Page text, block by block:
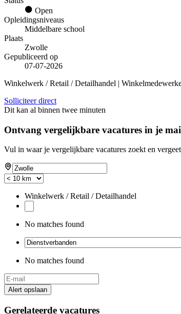
Open
Opleidingsniveaus
Middelbare school
Plaats
Zwolle
Gepubliceerd op
07-07-2026
Winkelwerk / Retail / Detailhandel |
Solliciteer direct
Dit kan al binnen twee minuten
Ontvang vergelijkbare vacatures in je
Vul in waar je vergelijkbare vacatures zoekt en
Winkelwerk / Retail / Detailhandel
No matches found
No matches found
Alert opslaan
Gerelateerde vacatures